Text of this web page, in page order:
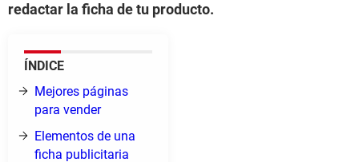
redactar la ficha de tu producto.
ÍNDICE
Mejores páginas
para vender
Elementos de una
ficha publicitaria